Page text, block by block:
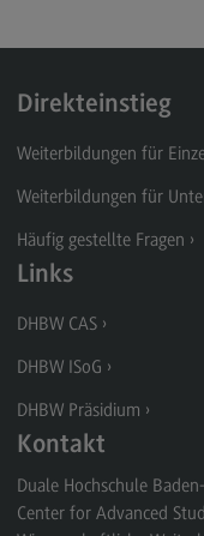
Direkteinstieg
Weiterbildungen für
Weiterbildungen für
Häufig gestellte Fragen
Links
DHBW CAS
DHBW ISoG
DHBW Präsidium
Kontakt
Duale Hochschule
Center for Advanced